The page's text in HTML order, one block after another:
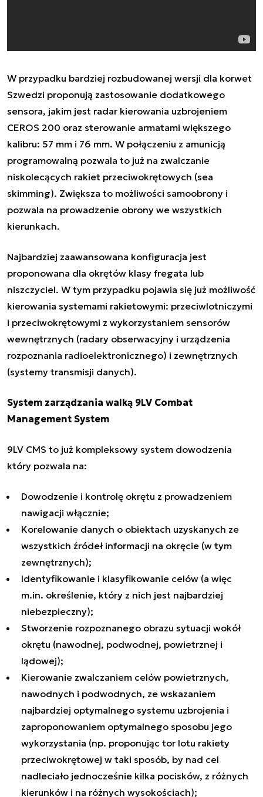
W przypadku bardziej rozbudowanej wersji dla korwet
Szwedzi proponują zastosowanie dodatkowego
sensora, jakim jest radar kierowania uzbrojeniem
CEROS 200 oraz sterowanie armatami większego
kalibru: 57 mm i 76 mm. W połączeniu z amunicją
programowalną pozwala to już na zwalczanie
niskolecących rakiet przeciwokrętowych (sea
skimming). Zwiększa to możliwości samoobrony i
pozwala na prowadzenie obrony we wszystkich
kierunkach.
Najbardziej zaawansowana konfiguracja jest
proponowana dla okrętów klasy fregata lub
niszczyciel. W tym przypadku pojawia się już możliwość
kierowania systemami rakietowymi: przeciwlotniczymi
i przeciwokrętowymi z wykorzystaniem sensorów
wewnętrznych (radary obserwacyjny i urządzenia
rozpoznania radioelektronicznego) i zewnętrznych
(systemy transmisji danych).
System zarządzania walką 9LV Combat
Management System
9LV CMS to już kompleksowy system dowodzenia
który pozwala na:
Dowodzenie i kontrolę okrętu z prowadzeniem
nawigacji włącznie;
Korelowanie danych o obiektach uzyskanych ze
wszystkich źródeł informacji na okręcie (w tym
zewnętrznych);
Identyfikowanie i klasyfikowanie celów (a więc
m.in. określenie, który z nich jest najbardziej
niebezpieczny);
Stworzenie rozpoznanego obrazu sytuacji wokół
okrętu (nawodnej, podwodnej, powietrznej i
lądowej);
Kierowanie zwalczaniem celów powietrznych,
nawodnych i podwodnych, ze wskazaniem
najbardziej optymalnego systemu uzbrojenia i
zaproponowaniem optymalnego sposobu jego
wykorzystania (np. proponując tor lotu rakiety
przeciwokrętowej w taki sposób, by nad cel
nadleciało jednocześnie kilka pocisków, z różnych
kierunków i na różnych wysokościach);